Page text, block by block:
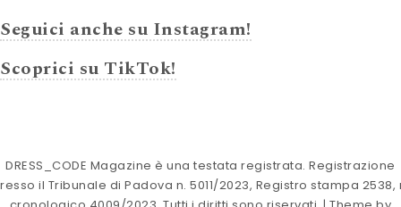
Seguici anche su Instagram!
Scoprici su TikTok!
DRESS_CODE Magazine è una testata registrata. Registrazione
il Tribunale di Padova n. 5011/2023, Registro stampa 2538,